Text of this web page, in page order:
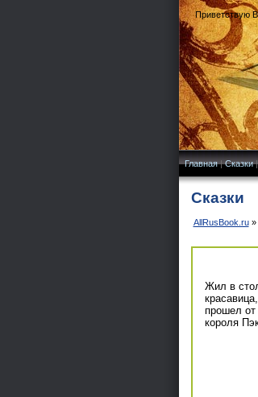
Приветствую
Главная|Сказки
Сказки
AllRusBook.ru»
Жил в
прошел от
короля